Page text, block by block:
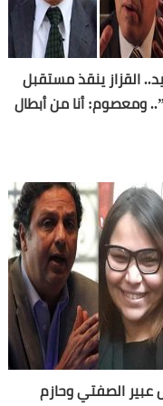
القزاز ينقذ مستقبل
ومعصوم: أنا من أبطال
عبير الصفتي وحازم